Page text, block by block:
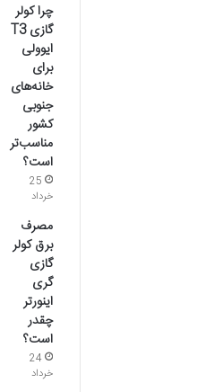
چرا کولر
گازی T3
ایوولی
برای
خانه‌های
جنوبی
کشور
مناسب‌تر
است؟
25
خرداد
مصرف
برق کولر
گازی
گری
اینورتر
چقدر
است؟
24
خرداد